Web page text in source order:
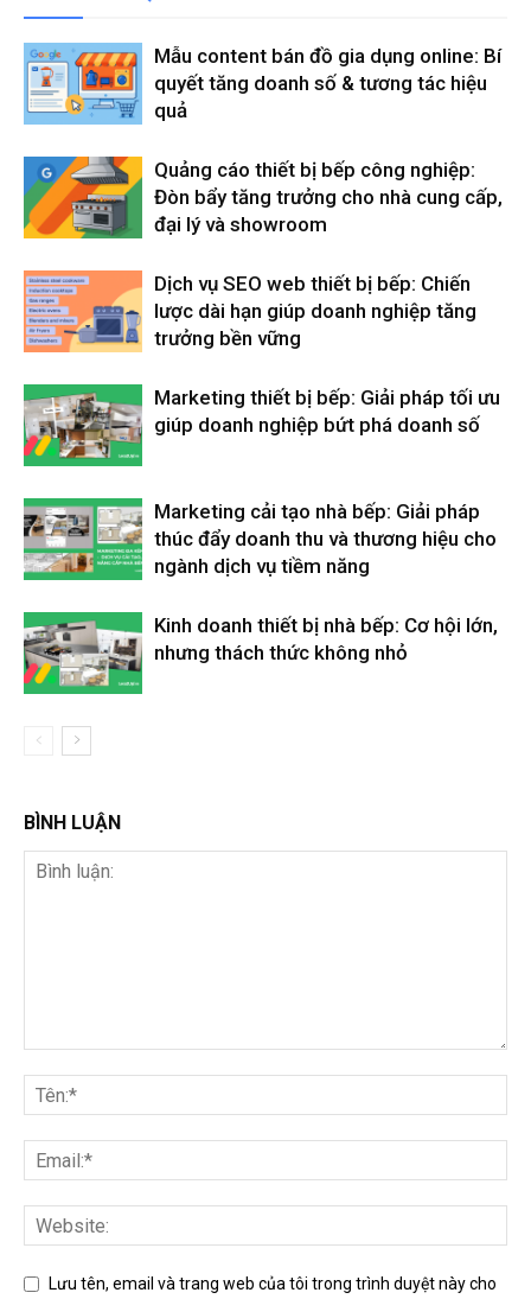
Mẫu content bán đồ gia dụng online: Bí
quyết tăng doanh số & tương tác hiệu
quả
Quảng cáo thiết bị bếp công nghiệp:
Đòn bẩy tăng trưởng cho nhà cung cấp,
đại lý và showroom
Dịch vụ SEO web thiết bị bếp: Chiến
lược dài hạn giúp doanh nghiệp tăng
trưởng bền vững
Marketing thiết bị bếp: Giải pháp tối ưu
giúp doanh nghiệp bứt phá doanh số
Marketing cải tạo nhà bếp: Giải pháp
thúc đẩy doanh thu và thương hiệu cho
ngành dịch vụ tiềm năng
Kinh doanh thiết bị nhà bếp: Cơ hội lớn,
nhưng thách thức không nhỏ
BÌNH LUẬN
Lưu tên, email và trang web của tôi trong trình duyệt này cho